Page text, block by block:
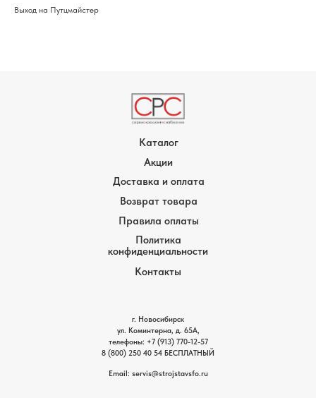
Выход на Путцмайстер
Доставка и оплата
Возврат товара
Каталог
Акции
Контакты
Правила оплаты
Политика
конфиденциальности
Email: servis@strojstavsfo.ru
г. Новосибирск
ул. Коминтерна, д. 65А,
телефоны: +7 (913) 770-12-57
8 (800) 250 40 54 БЕСПЛАТНЫЙ